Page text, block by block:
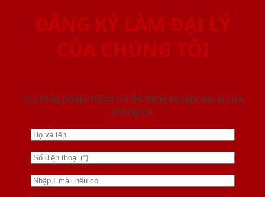
ĐĂNG KÝ LÀM ĐẠI LÝ
CỦA CHÚNG TÔI
Vui lòng nhập thông tin để đăng ký làm đại lý của
chúng tôi